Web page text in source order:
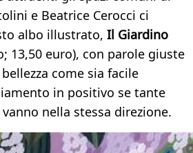
e Beatrice Cerocci ci
albo illustrato, Il Giardino
13,50 euro), con parole giuste
come sia facile
in positivo se tante
nella stessa direzione.